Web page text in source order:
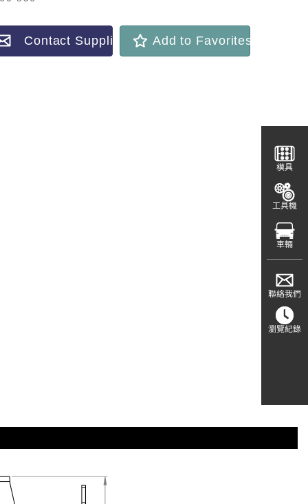
Contact Supplier Add to Favorites
模具
工具機
車輛
聯絡我們
瀏覽紀錄